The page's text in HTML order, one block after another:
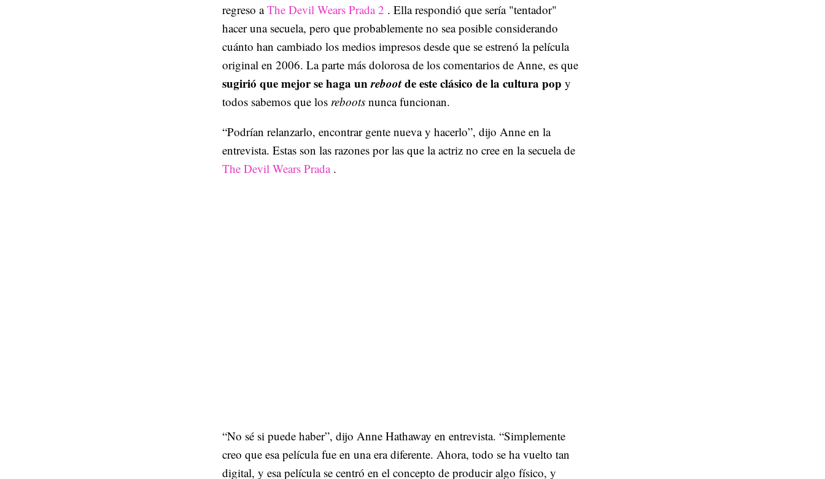
regreso aThe Devil Wears Prada 2 . Ella respondió que sería "tentador"
hacer una secuela, pero que probablemente no sea posible considerando
cuánto han cambiado los medios impresos desde que se estrenó la película
original en 2006. La parte más dolorosa de los comentarios de Anne, es que
sugirió que mejor se haga unrebootde este clásico de la cultura pop y
todos sabemos que los reboots nunca funcionan.
“Podrían relanzarlo, encontrar gente nueva y hacerlo”, dijo Anne en la
entrevista. Estas son las razones por las que la actriz no cree en la secuela de
The Devil Wears Prada .
“No sé si puede haber”, dijo Anne Hathaway en entrevista. “Simplemente
creo que esa película fue en una era diferente. Ahora, todo se ha vuelto tan
digital, y esa película se centró en el concepto de producir algo físico, y